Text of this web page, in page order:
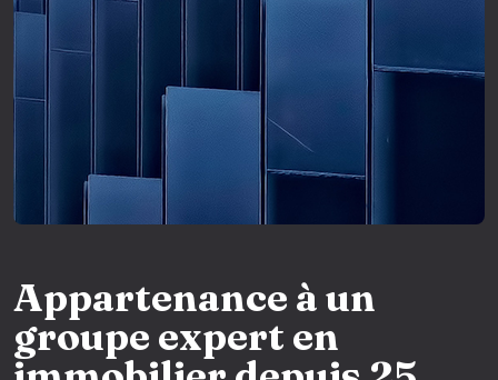
Appartenance à un
groupe expert en